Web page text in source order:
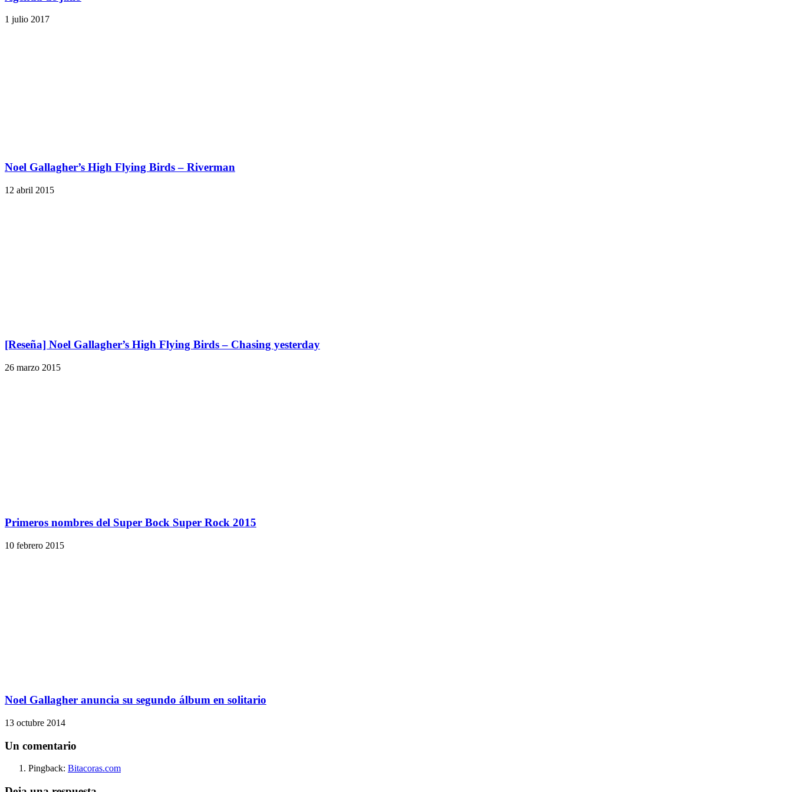
1 julio 2017
Noel Gallagher’s High Flying Birds – Riverman
12 abril 2015
[Reseña] Noel Gallagher’s High Flying Birds – Chasing yesterday
26 marzo 2015
Primeros nombres del Super Bock Super Rock 2015
10 febrero 2015
Noel Gallagher anuncia su segundo álbum en solitario
13 octubre 2014
Un comentario
Pingback: Bitacoras.com